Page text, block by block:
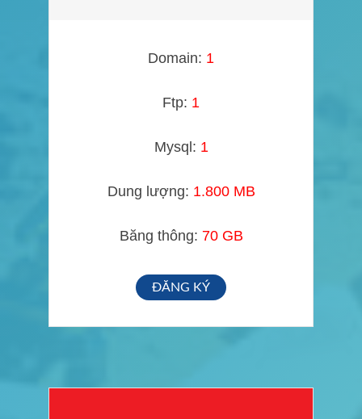
Domain: 1
Ftp: 1
Mysql: 1
Dung lượng: 1.800 MB
Băng thông: 70 GB
ĐĂNG KÝ